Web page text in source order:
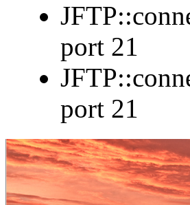
port 21
port 21